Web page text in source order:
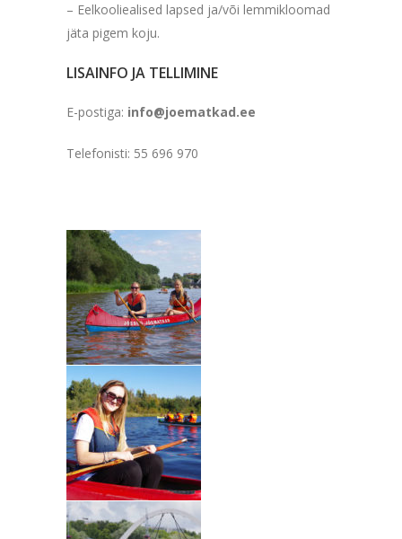
– Eelkooliealised lapsed ja/või lemmikloomad
jäta pigem koju.
LISAINFO JA TELLIMINE
E-postiga: info@joematkad.ee
Telefonisti: 55 696 970